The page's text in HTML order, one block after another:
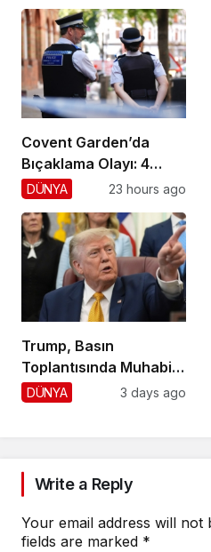
Covent Garden’da
Bıçaklama Olayı: 4
Yaralı, 1 Gözaltı
DÜNYA 23 hours ago
Trump, Basın
Toplantısında Muhabiri
Fena Yerden Aldı
DÜNYA 3 days ago
Write a Reply
Your email address will not
fields are marked *